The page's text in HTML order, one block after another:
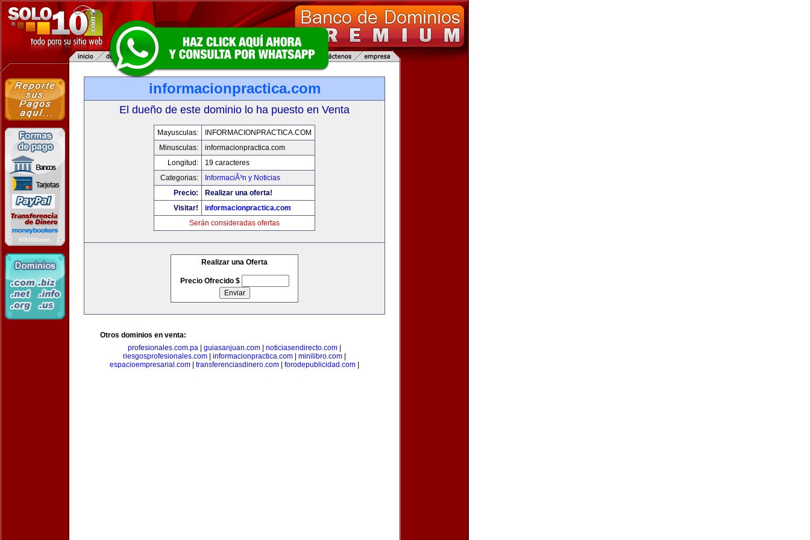
informacionpractica.com
El dueño de este dominio lo ha puesto en Venta
Mayusculas:
INFORMACIONPRACTICA.COM
Minusculas:
informacionpractica.com
Longitud:
19 caracteres
Categorias:
InformaciÃ³n y Noticias
Precio:
Realizar una oferta!
Visitar!
informacionpractica.com
Serán consideradas ofertas
Realizar una Oferta
Precio Ofrecido $
Otros dominios en venta:
profesionales.com.pa
guiasanjuan.com noticiasendirecto.com
riesgosprofesionales.com
informacionpractica.com minilibro.com
espacioempresarial.com
transferenciasdinero.com forodepublicidad.com